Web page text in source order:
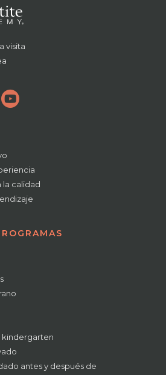
visita
la calidad
kindergarten
antes y después de